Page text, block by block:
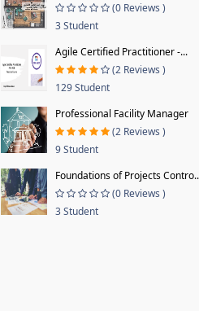
(0 Reviews )
3 Student
Agile Certified Practitioner -...
(2 Reviews )
129 Student
Professional Facility Manager
(2 Reviews )
9 Student
Foundations of Projects
(0 Reviews )
3 Student